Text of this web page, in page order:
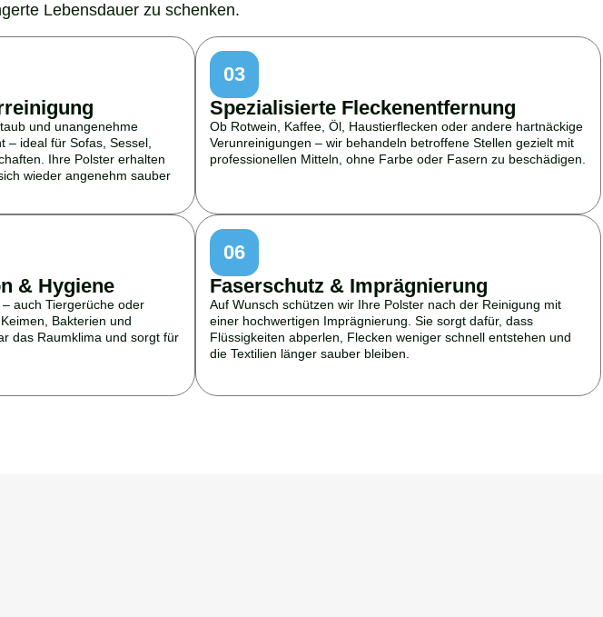
Lebensdauer zu schenken.
und unangenehme
– ideal für Sofas, Sessel,
Ihre Polster erhalten
wieder angenehm sauber
03
Spezialisierte Fleckenentfernung
Ob Rotwein, Kaffee, Öl, Haustierflecken oder andere hartnäckige
Verunreinigungen – wir behandeln betroffene Stellen gezielt mit
professionellen Mitteln, ohne Farbe oder Fasern zu beschädigen.
& Hygiene
auch Tiergerüche oder
Bakterien und
das Raumklima und sorgt für
06
Faserschutz & Imprägnierung
Auf Wunsch schützen wir Ihre Polster nach der Reinigung mit
einer hochwertigen Imprägnierung. Sie sorgt dafür, dass
Flüssigkeiten abperlen, Flecken weniger schnell entstehen und
die Textilien länger sauber bleiben.